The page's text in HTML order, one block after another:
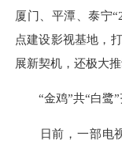
厦门、平潭、泰宁
点建设影视基地，
展新契机，还极大
“金鸡”共“白鹭”
日前，一部电视